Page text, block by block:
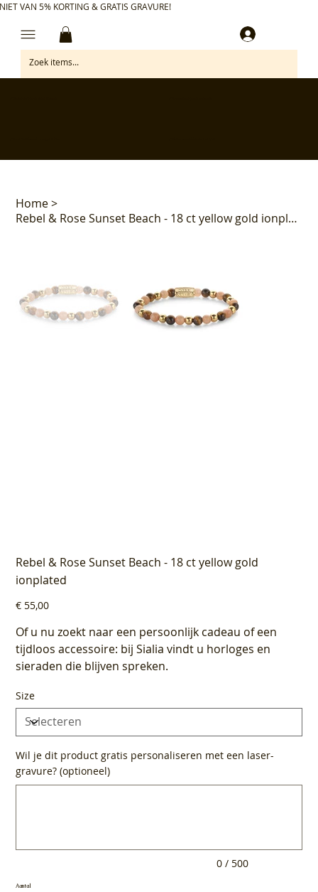
VAN 5% KORTING & GRATIS GRAVURE!
Home>
Rebel & Rose Sunset Beach - 18 ct yellow gold ionplated
Rebel & Rose Sunset Beach - 18 ct yellow gold
ionplated
Prijs
€ 55,00
Of u nu zoekt naar een persoonlijk cadeau of een
tijdloos accessoire: bij Sialia vindt u horloges en
sieraden die blijven spreken.
Size
Wil je dit product gratis personaliseren met een laser-
gravure? (optioneel)
0 / 500
Aantal